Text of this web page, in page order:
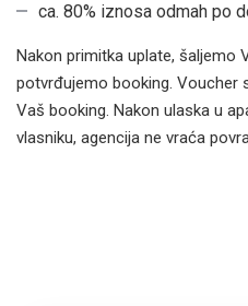
ca. 80% iznosa odmah po
Nakon primitka uplate, šaljemo
potvrđujemo booking. Voucher
Vaš booking. Nakon ulaska u
vlasniku, agencija ne vraća